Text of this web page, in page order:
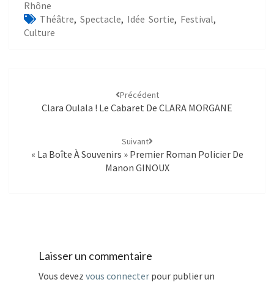
Rhône
Théâtre, Spectacle, Idée Sortie, Festival,
Culture
Précédent
Clara Oulala ! Le Cabaret De CLARA MORGANE
Suivant
« La Boîte À Souvenirs » Premier Roman Policier De
Manon GINOUX
Laisser un commentaire
Vous devez vous connecter pour publier un